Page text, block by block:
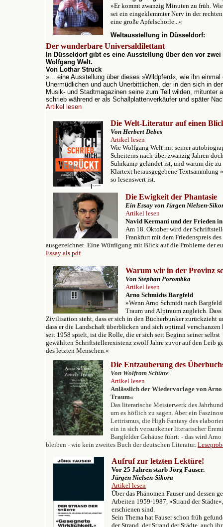
»Er kommt zwanzig Minuten zu früh.
sei ein eingeklemmter Nerv in der
eine große Apfelschorle...«
Weltausstellung in Düsseldorf:
Der wunderbare Universaldilettant
In Düsseldorf gibt es eine Ausstellung über den vor
Wolfgang Welt.
Von Lothar Struck
»... eine Ausstellung über dieses »Wildpferd«, wie ihn
Unermüdlichen und auch Unerbittlichen, der in den sich in
Musik- und Stadtmagazinen seine zum Teil wilden, mitunter
schrieb während er als Schallplattenverkäufer und später
Artikel lesen
Die Welt-Literatur auf einen
Von Herbert Debes
Artikel lesen
Wie Wolfgang Welt mit seiner
Scheiterns nach über zwanzig Jahren
Suhrkamp gelandet ist, und warum die
Klartext herausgegebene Textsammlung
so lesenswert ist.
Die Ewigkeit der Phantasie
Ein Essay von Jürgen Nielsen-
Artikel lesen
Navid Kermani und der Frieden
Am 18. Oktober wird der
Frankfurt mit dem Friedenspreis
ausgezeichnet. Eine Würdigung mit Blick auf die Probleme der
Essay als pdf
Warum wir in der Provinz
Von Stephan Porombka
Artikel lesen
Arno Schmidts Bargfeld
»Wenn Arno Schmidt nach
Traum und Alptraum zugleich.
Zivilisation steht, dass er sich in den Bücherbunker zurückzieht
dass er die Landschaft überblicken und sich optimal verschanzen
seit 1958 spielt, ist die Rolle, die er sich seit Beginn seiner selbst
gewählten Schriftstellerexistenz zwölf Jahre zuvor auf den Leib
des letzten Menschen.«
Die Entzauberung des
Von Wolfram Schütte
Artikel lesen
Anlässlich der Wiedervorlage von
Traum«
Das literarische Meisterwerk des
um es höflich zu sagen. Aber ein
Lettrismus, die High Fantasy des
ein in sich versunkener literarischer
Bargfelder Gehäuse führt: - das wird
bleiben - wie kein zweites Buch der deutschen Literatur.
Aufruf zur letzten Lektüre!
Vor 25 Jahren starb Jörg Fauser.
Jürgen Nielsen-Sikora
Artikel lesen
Über das Phänomen Fauser und dessen
Arbeiten 1959-1987, »Strand der
erschienen sind.
Sein Thema hat Fauser schon früh
der Strand, der Strand der Städte, auch